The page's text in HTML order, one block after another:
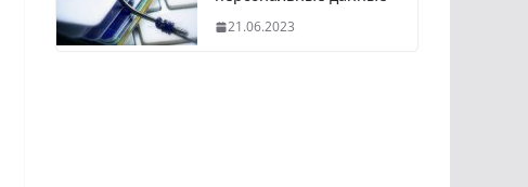
21.06.2023